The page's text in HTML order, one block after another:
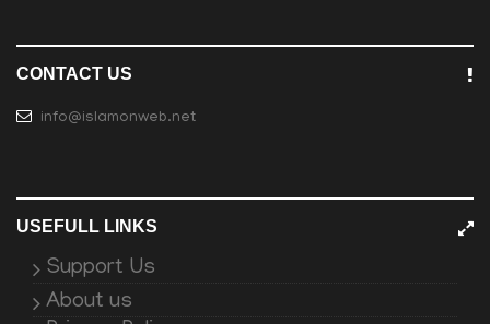
CONTACT US
info@islamonweb.net
USEFULL LINKS
Support Us
About us